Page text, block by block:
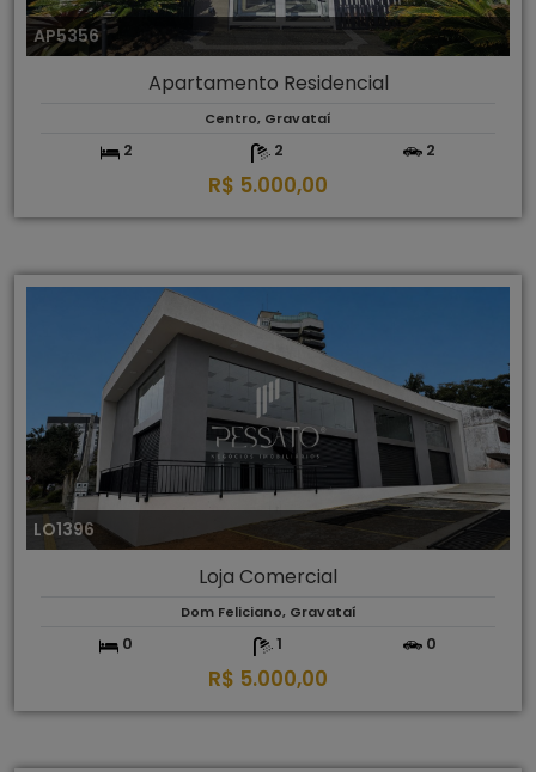
AP5356
Apartamento Residencial
Centro, Gravataí
2 2 2
R$ 5.000,00
LO1396
Loja Comercial
Dom Feliciano, Gravataí
0 1 0
R$ 5.000,00